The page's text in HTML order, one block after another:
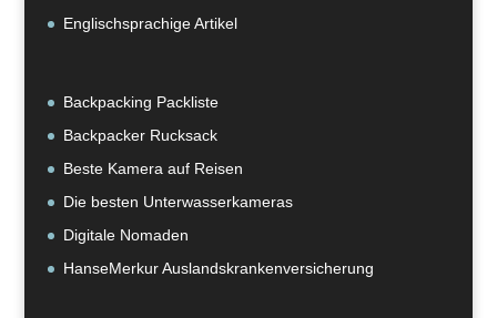
Englischsprachige Artikel
Backpacking Packliste
Backpacker Rucksack
Beste Kamera auf Reisen
Die besten Unterwasserkameras
Digitale Nomaden
HanseMerkur Auslandskrankenversicherung